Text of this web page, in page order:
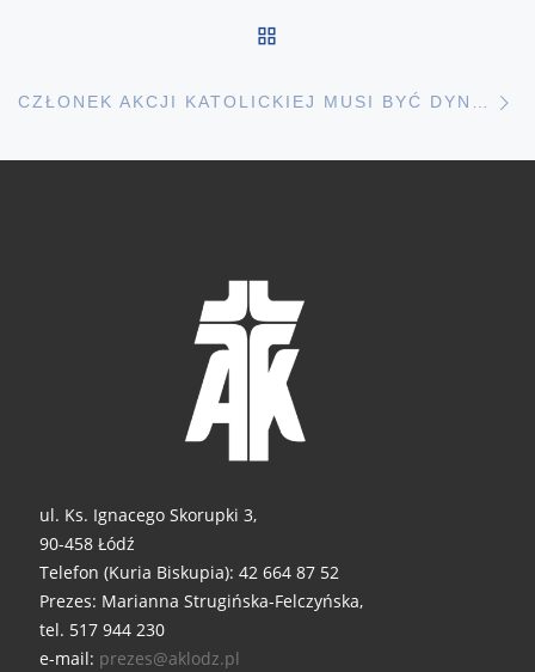
ul. Ks. Ignacego Skorupki 3,
90-458 Łódź
Telefon (Kuria Biskupia): 42 664 87 52
Prezes: Marianna Strugińska-Felczyńska,
tel. 517 944 230
e-mail: prezes@aklodz.pl